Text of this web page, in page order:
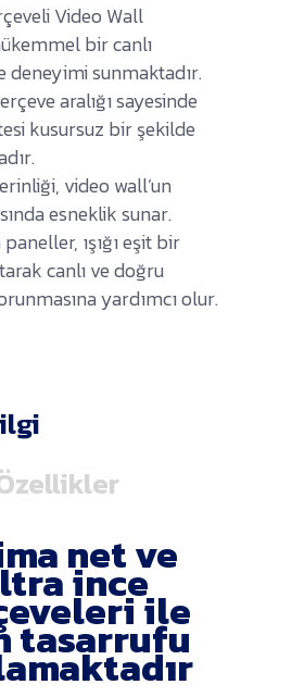
Video Wall
bir canlı
deneyimi sunmaktadır.
aralığı sayesinde
kusursuz bir şekilde
video wall’un
esneklik sunar.
ışığı eşit bir
canlı ve doğru
yardımcı olur.
net ve
inceile
tasarrufu